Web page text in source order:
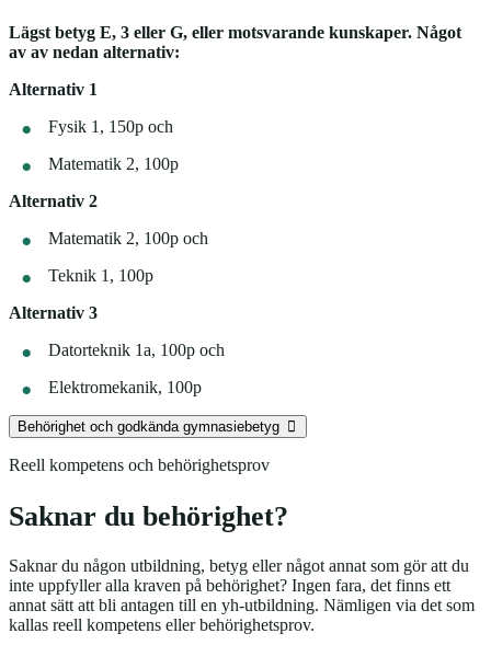
Lägst betyg E, 3 eller G, eller motsvarande kunskaper. Något
av av nedan alternativ:
Alternativ 1
Fysik 1, 150p och
Matematik 2, 100p
Alternativ 2
Matematik 2, 100p och
Teknik 1, 100p
Alternativ 3
Datorteknik 1a, 100p och
Elektromekanik, 100p
Behörighet och godkända gymnasiebetyg
Reell kompetens och behörighetsprov
Saknar du behörighet?
Saknar du någon utbildning, betyg eller något annat som gör att du
inte uppfyller alla kraven på behörighet? Ingen fara, det finns ett
annat sätt att bli antagen till en yh-utbildning. Nämligen via det som
kallas reell kompetens eller behörighetsprov.